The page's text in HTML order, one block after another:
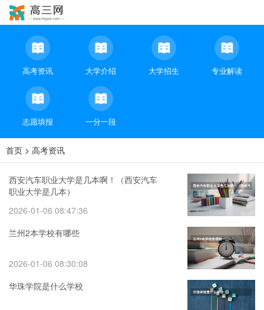
高考资讯 大学介绍 大学招生 专业解读
志愿填报 一分一段
首页 > 高考资讯
西安汽车职业大学是几本啊！（西安汽车
职业大学是几本）
2026-01-06 08:47:36
兰州2本学校有哪些
2026-01-06 08:30:08
华珠学院是什么学校